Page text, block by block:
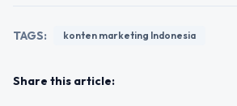
TAGS: konten marketing Indonesia
Share this article: